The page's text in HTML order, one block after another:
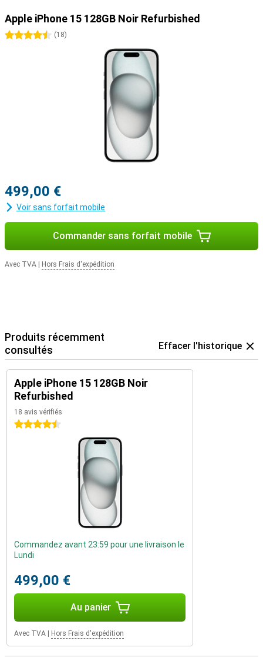
de les découvrir ? Alors jetez un coup d'œil à l'Apple iPhone 15 Pro
ou à l'iPhone 15 Pro Max !
Apple iPhone 15 128GB Noir Refurbished
4.5 étoiles
(18)
499,00 €
Voir sans forfait mobile
Commander sans forfait mobile
Avec TVA Hors Frais d'expédition
Produits récemment
consultés
Effacer l'historique
Apple iPhone 15 128GB Noir
Refurbished
18 avis vérifiés
4.5 étoiles
Commandez avant 23:59 pour une livraison le
Lundi
499,00 €
Au panier
Avec TVA Hors Frais d'expédition